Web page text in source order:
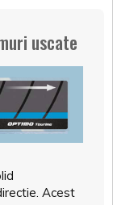
uscate
Acest